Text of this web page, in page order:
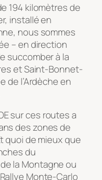
194 kilomètres de
installé en
nous sommes
– en direction
succomber à la
et Saint-Bonnet-
de l’Ardèche en
sur ces routes a
des zones de
quoi de mieux que
du
la Montagne ou
Monte-Carlo